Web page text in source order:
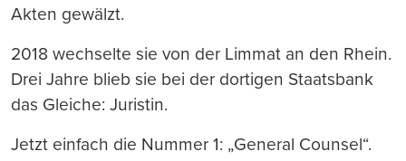
Akten gewälzt.
2018 wechselte sie von der Limmat an den Rhein.
Drei Jahre blieb sie bei der dortigen Staatsbank
das Gleiche: Juristin.
Jetzt einfach die Nummer 1: „General Counsel“.